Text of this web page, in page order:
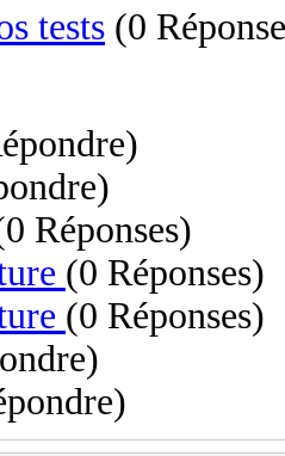
tests (0
Réponses)
(0 Réponses)
(0 Réponses)